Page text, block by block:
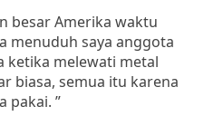
besar Amerika waktu
menuduh saya anggota
ketika melewati metal
biasa, semua itu karena
pakai. ”